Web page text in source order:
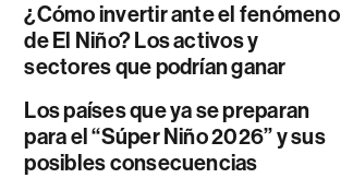
¿Cómo invertir ante el fenómeno
de El Niño? Los activos y
sectores que podrían ganar
Los países que ya se preparan
para el “Súper Niño 2026” y sus
posibles consecuencias